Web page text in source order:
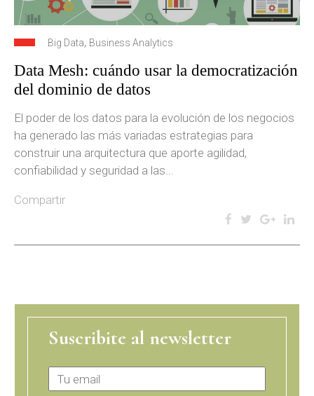
Big Data, Business Analytics
Data Mesh: cuándo usar la democratización
del dominio de datos
El poder de los datos para la evolución de los negocios
ha generado las más variadas estrategias para
construir una arquitectura que aporte agilidad,
confiabilidad y seguridad a las...
Compartir
Suscribite al newsletter